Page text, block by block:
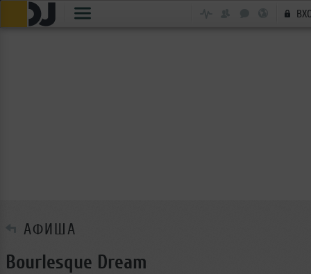
АФИША
Bourlesque Dream